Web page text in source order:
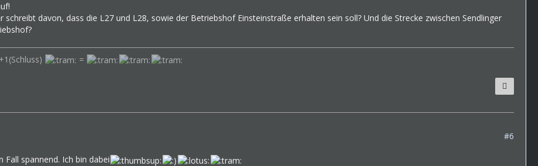
schreibt davon, dass die L27 und L28, sowie der Betriebshof Einsteinstraße erhalten sein soll? Und die Strecke zwischen Sendlinger
+1(Schluss) =
#6
Fall spannend. Ich bin dabei